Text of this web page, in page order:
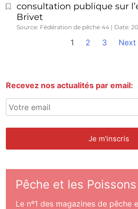
consultation publique sur
Brivet
Source: Fédération de pêche 44 Date:
1 2 3 Next
Recevez nos actualités par email:
Pêche et les Poissons
Le nº1 des magazines de pêche